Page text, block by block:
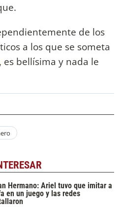
de los
a los que se someta
, es bellísima y nada le
Hermano: Ariel tuvo que imitar a
en un juego y las redes